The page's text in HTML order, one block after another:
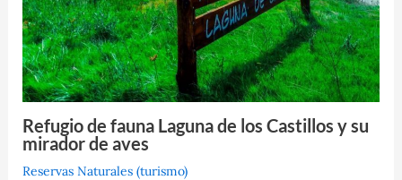
Refugio de fauna Laguna de los Castillos y su
mirador de aves
Reservas Naturales (turismo)